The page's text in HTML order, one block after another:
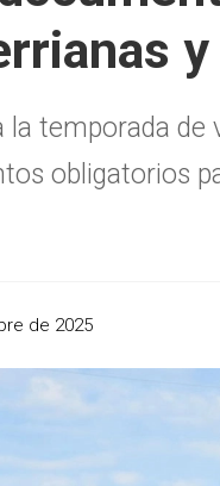
la temporada
obligatorios
de 2025